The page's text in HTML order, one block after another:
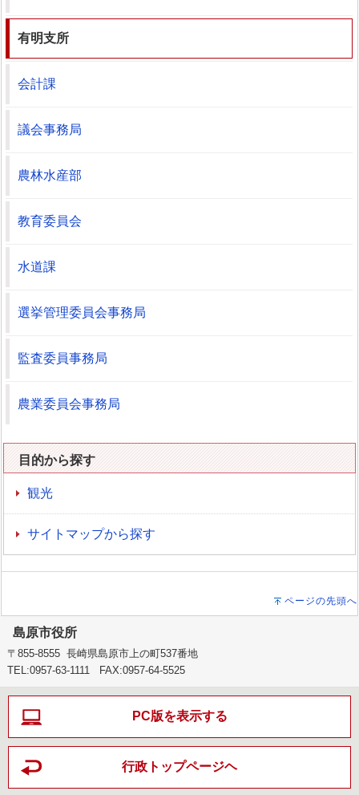
有明支所
会計課
議会事務局
農林水産部
教育委員会
水道課
選挙管理委員会事務局
監査委員事務局
農業委員会事務局
目的から探す
観光
サイトマップから探す
ページの先頭へ
島原市役所
〒855-8555 長崎県島原市上の町537番地
TEL:0957-63-1111 FAX:0957-64-5525
PC版を表示する
行政トップページヘ